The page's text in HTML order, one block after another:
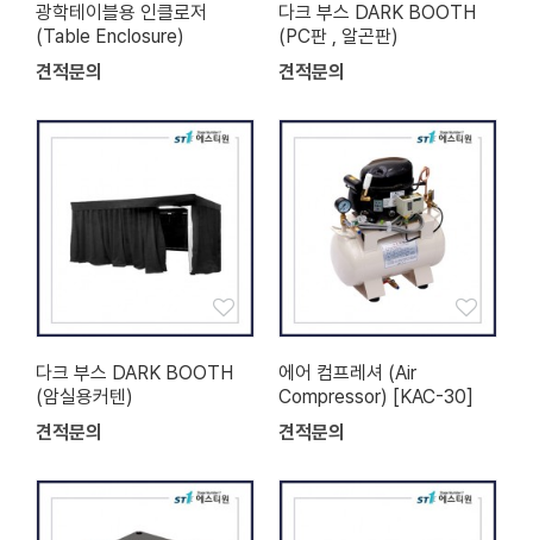
광학테이블용 인클로저
(Table Enclosure)
견적문의
다크 부스 DARK BOOTH
(PC판 , 알곤판)
견적문의
다크 부스 DARK BOOTH
(암실용커텐)
견적문의
에어 컴프레셔 (Air
Compressor) [KAC-30]
견적문의